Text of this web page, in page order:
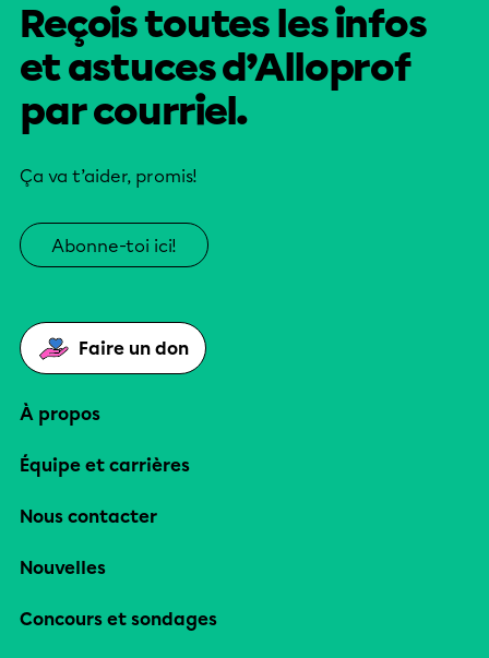
Reçois toutes les infos
et astuces d’Alloprof
par courriel.
Ça va t’aider, promis!
Abonne-toi ici!
Faire un don
À propos
Équipe et carrières
Nous contacter
Nouvelles
Concours et sondages